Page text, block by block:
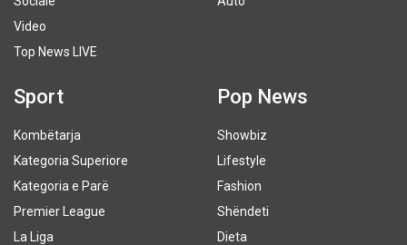
Video
Top News LIVE
Sport
Kombëtarja
Kategoria Superiore
Kategoria e Parë
Premier League
La Liga
Pop News
Showbiz
Lifestyle
Fashion
Shëndeti
Dieta